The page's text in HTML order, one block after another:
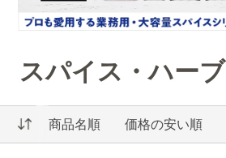
スパイス・ハーブ
商品名順 価格の安い順